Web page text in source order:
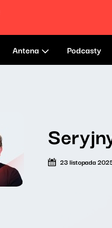
Antena Podcasty
23 listopada